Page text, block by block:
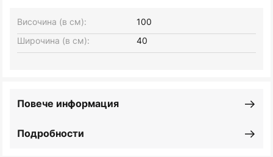
Широчина (в см): 40
Височина (в см): 100
Подробности
Повече информация